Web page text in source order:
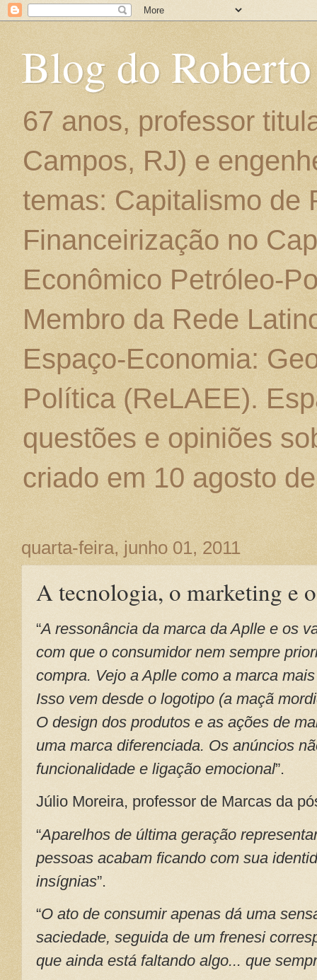
Blog do
67 anos, professor
Campos, RJ) e
temas: Capitalismo de
Financeirização no
Econômico Petróleo-
Membro da Rede
Espaço-Economia:
Política (ReLAEE).
questões e opiniões
criado em 10 agosto
quarta-feira, junho 01, 2011
A tecnologia, o marketing e
“A ressonância da marca da Aplle e os
com que o consumidor nem sempre
compra. Vejo a Aplle como a marca
Isso vem desde o logotipo (a maçã
O design dos produtos e as ações de
uma marca diferenciada. Os anúncios
funcionalidade e ligação emocional”.
Júlio Moreira, professor de Marcas da
“Aparelhos de última geração
pessoas acabam ficando com sua
insígnias”.
“O ato de consumir apenas dá uma
saciedade, seguida de um frenesi
que ainda está faltando algo... que